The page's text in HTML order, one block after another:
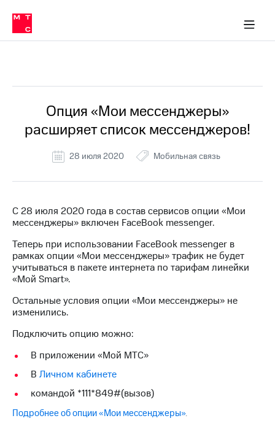
связь
Сервисы и подписки
30% на связь
кабинеты
Мобильная
и
Спутниковое
ТВ
МТС
Деньги
номер
в МТС
Тарифы
Услуги
Роуминг
Семейная
SIM-
карту
Оформить
в МТС
Услуги
приложение
Мой
Акции
Скидка 30%
на связь
Тарифы
РИИЛ
Супер
дешевле
при
оплате
с карты
МТС
Опция «Мои мессенджеры»
расширяет список мессенджеров!
28 июля 2020 Мобильная связь
С 28 июля 2020 года в состав сервисов опции «Мои
мессенджеры» включен FaceBook messenger.
Теперь при использовании FaceBook messenger в
рамках опции «Мои мессенджеры» трафик не будет
учитываться в пакете интернета по тарифам линейки
«Мой Smart».
Остальные условия опции «Мои мессенджеры» не
изменились.
Подключить опцию можно:
В приложении «Мой МТС»
В Личном кабинете
командой *111*849#(вызов)
Подробнее об опции «Мои мессенджеры».